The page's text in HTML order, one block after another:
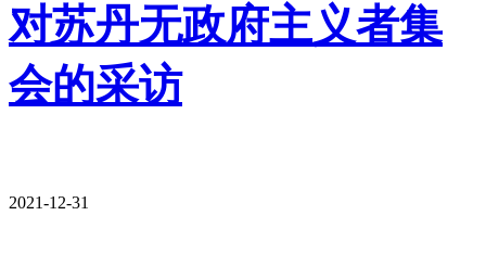
对苏丹无政府主义者集
会的采访
2021-12-31